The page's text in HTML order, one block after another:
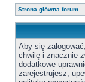
Strona główna forum
Aby się
chwilę i znacznie
dodatkowe
zarejestrujesz,